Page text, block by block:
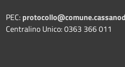
PEC:
Centralino Unico: 0363 366 011